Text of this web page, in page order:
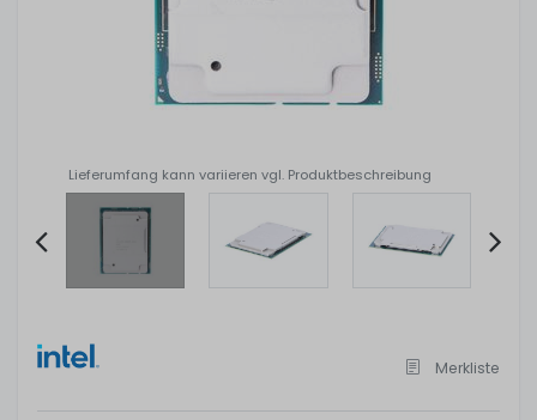
Lieferumfang kann variieren vgl. Produktbeschreibung
of
4
Merkliste